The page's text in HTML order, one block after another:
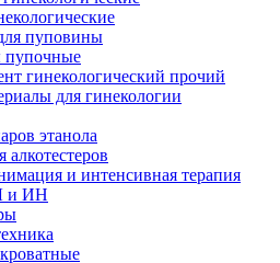
пуповины
пупочные
гинекологический прочий
для гинекологии
этанола
и интенсивная терапия
и ИН